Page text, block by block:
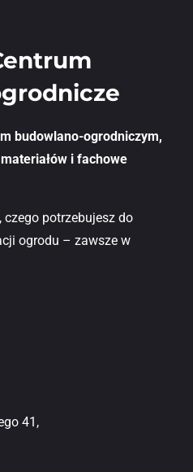
budowlano-ogrodniczym,
i fachowe
potrzebujesz do
ogrodu – zawsze w
41,